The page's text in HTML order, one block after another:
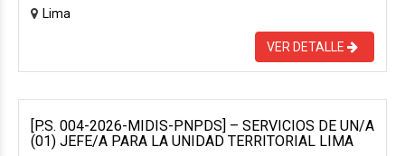
Lima
VER DETALLE
[P.S. 004-2026-MIDIS-PNPDS] – SERVICIOS DE UN/A
(01) JEFE/A PARA LA UNIDAD TERRITORIAL LIMA